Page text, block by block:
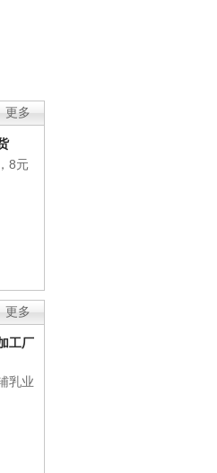
更多
8元
更多
工厂
乳业